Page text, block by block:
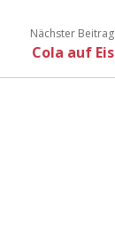
Nächster Beitrag
Cola auf Eis